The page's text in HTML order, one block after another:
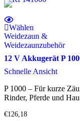
Wählen
Weidezaun &
Weidezaunzubehör
12 V Akkugerät P
Schnelle Ansicht
P 1000 – Für kurze
Rinder, Pferde und
€126,18